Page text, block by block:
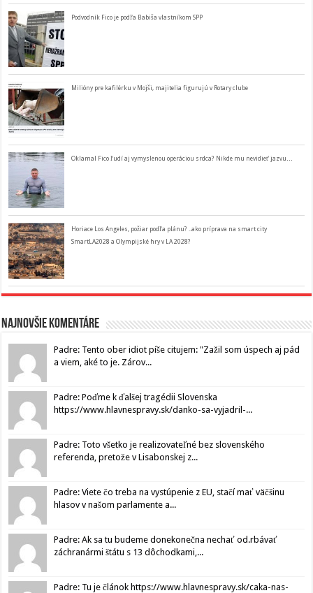
Podvodník Fico je podľa Babiša vlastníkom SPP
Milióny pre kafilérku v Mojši, majitelia figurujú v Rotary clube
Oklamal Fico ľudí aj vymyslenou operáciou srdca? Nikde mu nevidieť jazvu…
Horiace Los Angeles, požiar podľa plánu? ..ako príprava na smart city
SmartLA2028 a Olympijské hry v LA 2028?
Najnovšie komentáre
Padre: Tento ober idiot píše citujem: "Zažil som úspech aj pád
a viem, aké to je. Zárov...
Padre: Poďme k ďalšej tragédii Slovenska
https://www.hlavnespravy.sk/danko-sa-vyjadril-...
Padre: Toto všetko je realizovateľné bez slovenského
referenda, pretože v Lisabonskej z...
Padre: Viete čo treba na vystúpenie z EU, stačí mať väčšinu
hlasov v našom parlamente a...
Padre: Ak sa tu budeme donekonečna nechať od.rbávať
záchranármi štátu s 13 dôchodkami,...
Padre: Tu je článok https://www.hlavnespravy.sk/caka-nas-